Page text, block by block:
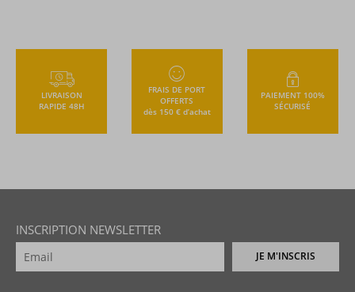
LIVRAISON
RAPIDE 48H
FRAIS DE PORT
OFFERTS
dès 150 € d’achat
PAIEMENT 100%
SÉCURISÉ
INSCRIPTION NEWSLETTER
JE M'INSCRIS